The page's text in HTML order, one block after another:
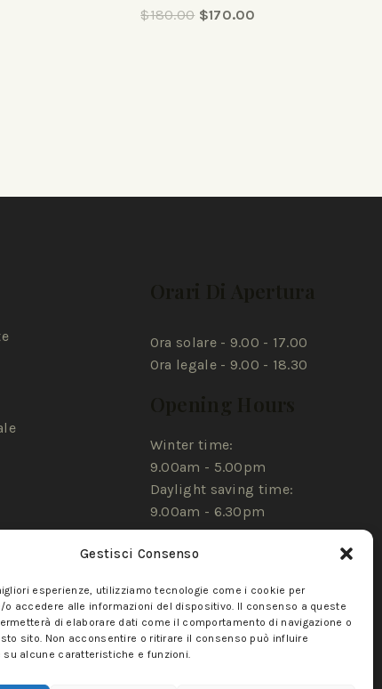
Gestisci Consenso
esperienze, utilizziamo tecnologie come i cookie per
o accedere alle informazioni del dispositivo. Il consenso a queste
di elaborare dati come il comportamento di navigazione o
sito. Non acconsentire o ritirare il consenso può influire
su alcune caratteristiche e funzioni.
out
$180.00 $170.00
Ora solare - 9.00 - 17.00
Ora legale - 9.00 - 18.30
Winter time:
9.00am - 5.00pm
Daylight saving time:
9.00am - 6.30pm